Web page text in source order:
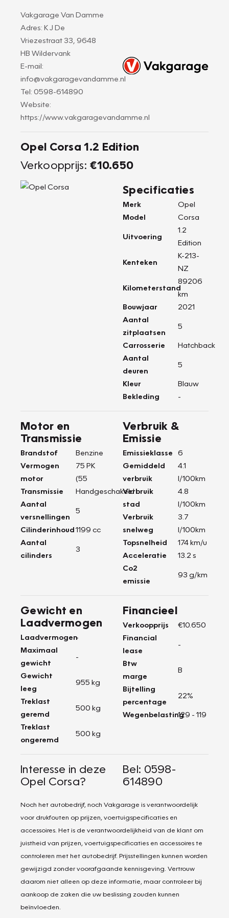
Vakgarage Van Damme
Adres: K J De
Vriezestraat 33, 9648
HB Wildervank
E-mail:
info@vakgaragevandamme.nl
Tel: 0598-614890
Website:
https://www.vakgaragevandamme.nl
Opel Corsa 1.2 Edition
Verkoopprijs: €10.650
Specificaties
Merk
Opel
Model
Corsa
Uitvoering
1.2
Edition
Kenteken
K-213-
NZ
Kilometerstand
89206
km
Bouwjaar
2021
Aantal
zitplaatsen
5
Carrosserie
Hatchback
Aantal
deuren
5
Kleur
Blauw
Bekleding
-
Motor en
Transmissie
Brandstof
Benzine
Vermogen
motor
75 PK
(55
Transmissie
Handgeschakeld
Aantal
versnellingen
5
Cilinderinhoud1199 cc
Aantal
cilinders
3
Verbruik &
Emissie
Emissieklasse
6
Gemiddeld
verbruik
4.1
l/100km
Verbruik
stad
4.8
l/100km
Verbruik
snelweg
3.7
l/100km
Topsnelheid
174 km/u
Acceleratie
13.2 s
Co2
emissie
93 g/km
Gewicht en
Laadvermogen
Laadvermogen-
Maximaal
gewicht
-
Gewicht
leeg
955 kg
Treklast
geremd
500 kg
Treklast
ongeremd
500 kg
Financieel
Verkoopprijs
€10.650
Financial
lease
-
Btw
marge
B
Bijtelling
percentage
22%
Wegenbelasting129 - 119
Interesse in deze
Opel Corsa?
Bel: 0598-
614890
Noch het autobedrijf, noch Vakgarage is verantwoordelijk
voor drukfouten op prijzen, voertuigspecificaties en
accessoires. Het is de verantwoordelijkheid van de klant om
juistheid van prijzen, voertuigspecificaties en accessoires te
controleren met het autobedrijf. Prijsstellingen kunnen worden
gewijzigd zonder voorafgaande kennisgeving. Vertrouw
daarom niet alleen op deze informatie, maar controleer bij
aankoop de zaken die uw beslissing zouden kunnen
beïnvloeden.